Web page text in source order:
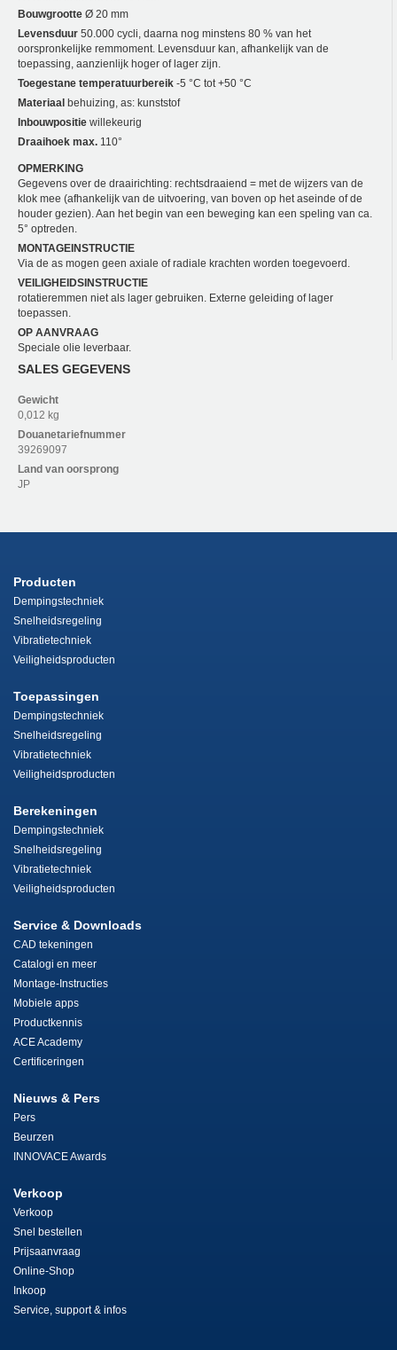
Bouwgrootte Ø 20 mm
Levensduur 50.000 cycli, daarna nog minstens 80 % van het
oorspronkelijke remmoment. Levensduur kan, afhankelijk van de
toepassing, aanzienlijk hoger of lager zijn.
Toegestane temperatuurbereik -5 °C tot +50 °C
Materiaal behuizing, as: kunststof
Inbouwpositie willekeurig
Draaihoek max. 110°
OPMERKING
Gegevens over de draairichting: rechtsdraaiend = met de wijzers van de
klok mee (afhankelijk van de uitvoering, van boven op het aseinde of de
houder gezien). Aan het begin van een beweging kan een speling van ca.
5° optreden.
MONTAGEINSTRUCTIE
Via de as mogen geen axiale of radiale krachten worden toegevoerd.
VEILIGHEIDSINSTRUCTIE
rotatieremmen niet als lager gebruiken. Externe geleiding of lager
toepassen.
OP AANVRAAG
Speciale olie leverbaar.
SALES GEGEVENS
Gewicht
0,012 kg
Douanetariefnummer
39269097
Land van oorsprong
JP
Producten
Dempingstechniek
Snelheidsregeling
Vibratietechniek
Veiligheidsproducten
Toepassingen
Dempingstechniek
Snelheidsregeling
Vibratietechniek
Veiligheidsproducten
Berekeningen
Dempingstechniek
Snelheidsregeling
Vibratietechniek
Veiligheidsproducten
Service & Downloads
CAD tekeningen
Catalogi en meer
Montage-Instructies
Mobiele apps
Productkennis
ACE Academy
Certificeringen
Nieuws & Pers
Pers
Beurzen
INNOVACE Awards
Verkoop
Verkoop
Snel bestellen
Prijsaanvraag
Online-Shop
Inkoop
Service, support & infos